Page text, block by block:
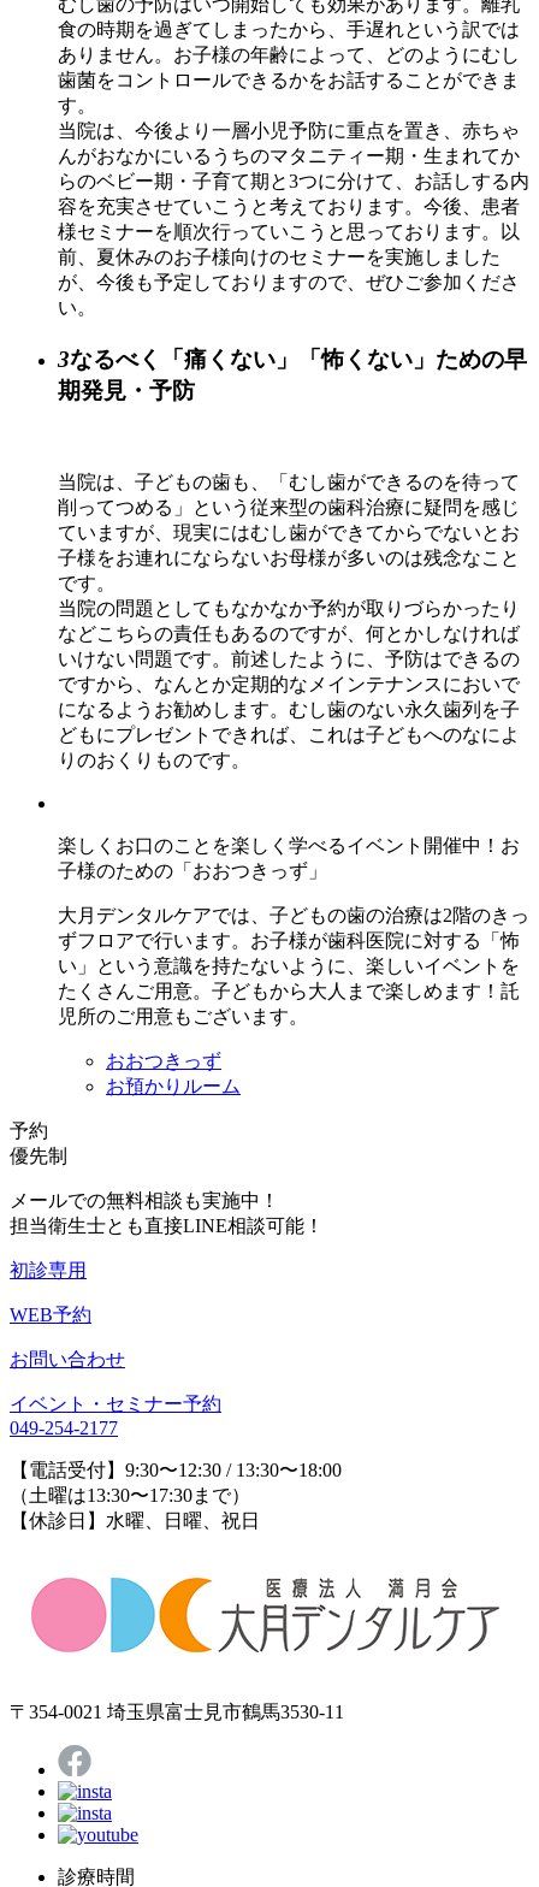
むし歯の予防はいつ開始しても効果があります。離乳
食の時期を過ぎてしまったから、手遅れという訳では
ありません。お子様の年齢によって、どのようにむし
歯菌をコントロールできるかをお話することができま
す。
当院は、今後より一層小児予防に重点を置き、赤ちゃ
んがおなかにいるうちのマタニティー期・生まれてか
らのベビー期・子育て期と3つに分けて、お話しする内
容を充実させていこうと考えております。今後、患者
様セミナーを順次行っていこうと思っております。以
前、夏休みのお子様向けのセミナーを実施しました
が、今後も予定しておりますので、ぜひご参加くださ
い。
3なるべく「痛くない」「怖くない」ための早
期発見・予防
当院は、子どもの歯も、「むし歯ができるのを待って
削ってつめる」という従来型の歯科治療に疑問を感じ
ていますが、現実にはむし歯ができてからでないとお
子様をお連れにならないお母様が多いのは残念なこと
です。
当院の問題としてもなかなか予約が取りづらかったり
などこちらの責任もあるのですが、何とかしなければ
いけない問題です。前述したように、予防はできるの
ですから、なんとか定期的なメインテナンスにおいで
になるようお勧めします。むし歯のない永久歯列を子
どもにプレゼントできれば、これは子どもへのなによ
りのおくりものです。
楽しくお口のことを楽しく学べるイベント開催中！お
子様のための「おおつきっず」
大月デンタルケアでは、子どもの歯の治療は2階のきっ
ずフロアで行います。お子様が歯科医院に対する「怖
い」という意識を持たないように、楽しいイベントを
たくさんご用意。子どもから大人まで楽しめます！託
児所のご用意もございます。
おおつきっず
お預かりルーム
予約
優先制
メールでの無料相談も実施中！
担当衛生士とも直接LINE相談可能！
初診専用
WEB予約
お問い合わせ
イベント・セミナー予約
049-254-2177
【電話受付】9:30〜12:30 / 13:30〜18:00
（土曜は13:30〜17:30まで）
【休診日】水曜、日曜、祝日
〒354-0021 埼玉県富士見市鶴馬3530-11
診療時間